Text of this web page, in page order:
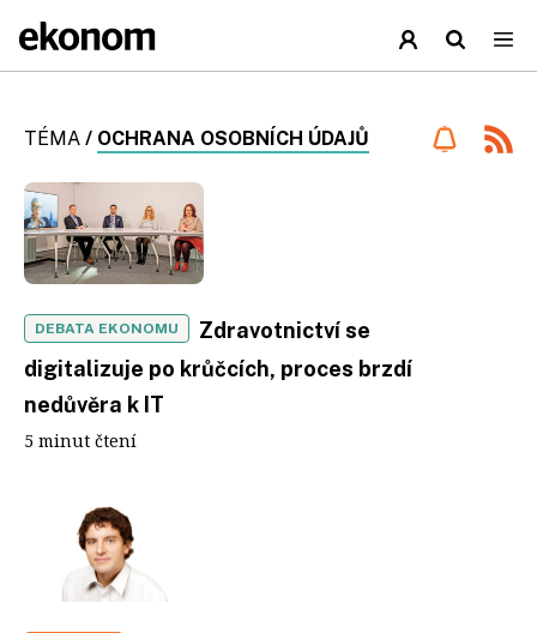
TÉMA / OCHRANA OSOBNÍCH ÚDAJŮ
DEBATA EKONOMU
Zdravotnictví se
digitalizuje po krůčcích, proces brzdí
nedůvěra k IT
5 minut čtení